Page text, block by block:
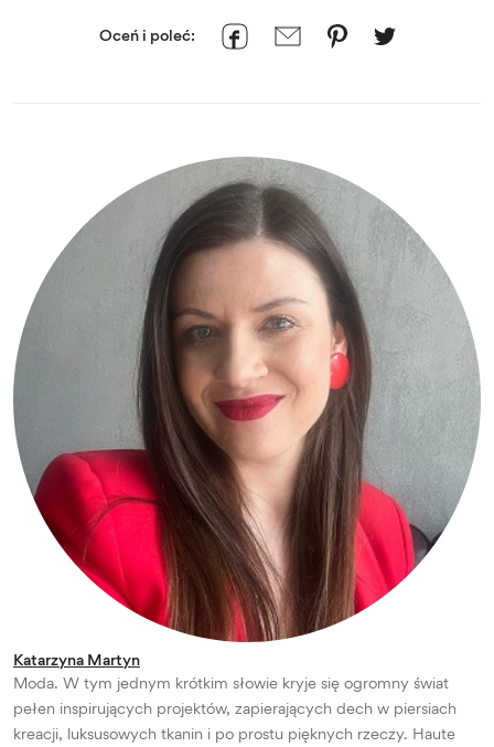
Oceń i poleć:
Katarzyna Martyn
Moda. W tym jednym krótkim słowie kryje się ogromny świat
pełen inspirujących projektów, zapierających dech w piersiach
kreacji, luksusowych tkanin i po prostu pięknych rzeczy. Haute